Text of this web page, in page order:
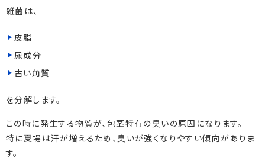
雑菌は、
皮脂
尿成分
古い角質
を分解します。
この時に発生する物質が、包茎特有の臭いの原因になります。
特に夏場は汗が増えるため、臭いが強くなりやすい傾向がありま
す。